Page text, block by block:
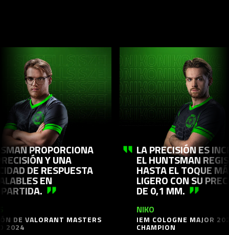
carousel
panning
animation.
Use
the
Play
and
Pause
start
UNA
MASTERS
LA PRECISIÓN ES INCREÍBLE.
EL HUNTSMAN REGISTRA
HASTA EL TOQUE MÁS
LIGERO CON SU PRECISIÓN
DE 0,1 MM.
IEM COLOGNE MAJOR 2026